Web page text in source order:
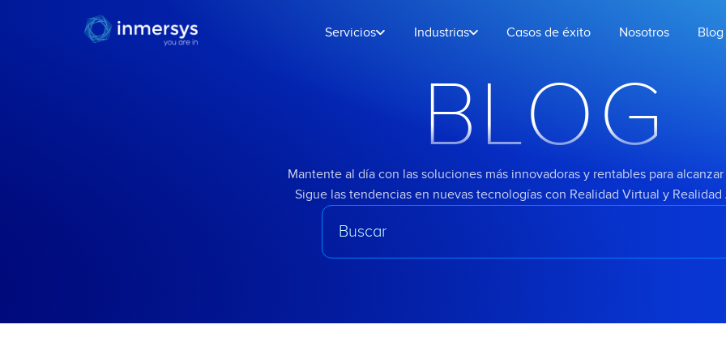
Servicios Industrias Casos de éxito Nosotros Blog
BLOG
Mantente al día con las soluciones más innovadoras y rentables para
Sigue las tendencias en nuevas tecnologías con Realidad Virtual y Realidad